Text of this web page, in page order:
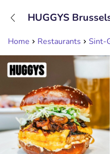
Home Restaurants Sint-
HUGGYS